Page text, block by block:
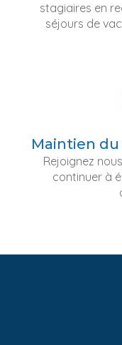
stagiaires en
séjours de
Maintien
Rejoignez
continuer à